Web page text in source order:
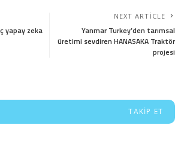
yapay zeka
NEXT ARTICLE
Yanmar Turkey’den tarımsal
üretimi sevdiren HANASAKA Traktör
projesi
TAKIP ET